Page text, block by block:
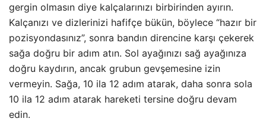
gergin olmasın diye kalçalarınızı birbirinden ayırın.
Kalçanızı ve dizlerinizi hafifçe bükün, böylece “hazır bir
pozisyondasınız”, sonra bandın direncine karşı çekerek
sağa doğru bir adım atın. Sol ayağınızı sağ ayağınıza
doğru kaydırın, ancak grubun gevşemesine izin
vermeyin. Sağa, 10 ila 12 adım atarak, daha sonra sola
10 ila 12 adım atarak hareketi tersine doğru devam
edin.